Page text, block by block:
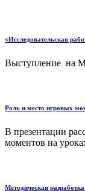
«Исследовательская
Выступление на
Роль и место игровых
В презентации
моментов на
Методическая